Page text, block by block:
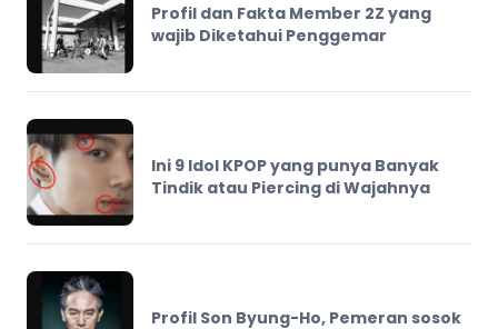
Profil dan Fakta Member 2Z yang
wajib Diketahui Penggemar
Ini 9 Idol KPOP yang punya Banyak
Tindik atau Piercing di Wajahnya
Profil Son Byung-Ho, Pemeran sosok